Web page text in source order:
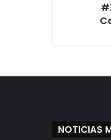
NOTICIAS